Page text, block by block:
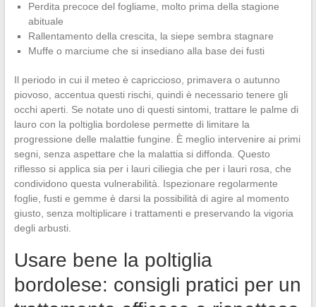
Perdita precoce del fogliame, molto prima della stagione
abituale
Rallentamento della crescita, la siepe sembra stagnare
Muffe o marciume che si insediano alla base dei fusti
Il periodo in cui il meteo è capriccioso, primavera o autunno
piovoso, accentua questi rischi, quindi è necessario tenere gli
occhi aperti. Se notate uno di questi sintomi, trattare le palme di
lauro con la poltiglia bordolese permette di limitare la
progressione delle malattie fungine. È meglio intervenire ai primi
segni, senza aspettare che la malattia si diffonda. Questo
riflesso si applica sia per i lauri ciliegia che per i lauri rosa, che
condividono questa vulnerabilità. Ispezionare regolarmente
foglie, fusti e gemme è darsi la possibilità di agire al momento
giusto, senza moltiplicare i trattamenti e preservando la vigoria
degli arbusti.
Usare bene la poltiglia
bordolese: consigli pratici per un